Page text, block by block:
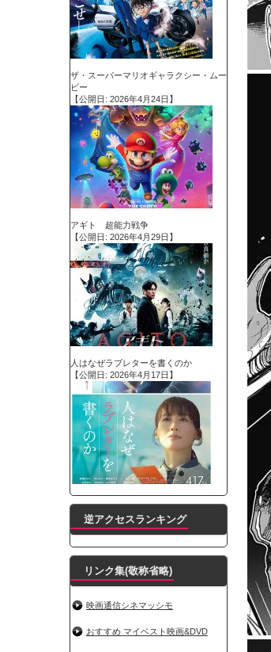
ザ・スーパーマリオギャラクシー・ムー
ビー
【公開日: 2026年4月24日】
アギト 超能力戦争
【公開日: 2026年4月29日】
人はなぜラブレターを書くのか
【公開日: 2026年4月17日】
逆アクセスランキング
リンク集(敬称省略)
映画通信シネマッシモ
おすすめ マイベスト映画&DVD